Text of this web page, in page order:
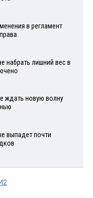
в регламент
набрать лишний вес в
ждать новую волну
выпадет почти